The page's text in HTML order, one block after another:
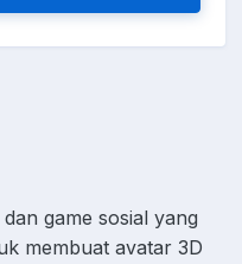
game sosial yang
membuat avatar 3D